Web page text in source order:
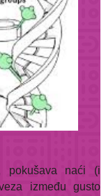
pokušava naći (i
između gusto